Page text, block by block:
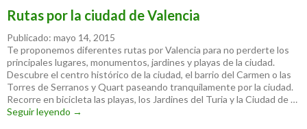
Rutas por la ciudad de Valencia
Publicado: mayo 14, 2015
Te proponemos diferentes rutas por Valencia para no perderte los
principales lugares, monumentos, jardines y playas de la ciudad.
Descubre el centro histórico de la ciudad, el barrio del Carmen o las
Torres de Serranos y Quart paseando tranquilamente por la ciudad.
Recorre en bicicleta las playas, los Jardines del Turia y la Ciudad de …
Seguir leyendo Rutas por la ciudad de Valencia
→